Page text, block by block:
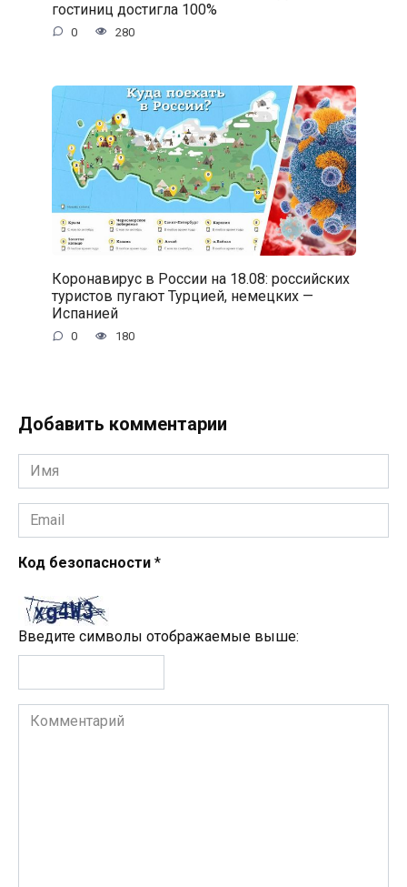
гостиниц достигла 100%
0 280
Коронавирус в России на 18.08: российских
туристов пугают Турцией, немецких —
Испанией
0 180
Добавить комментарии
Имя
*
Email
*
Код безопасности *
Введите символы отображаемые выше:
Комментарий